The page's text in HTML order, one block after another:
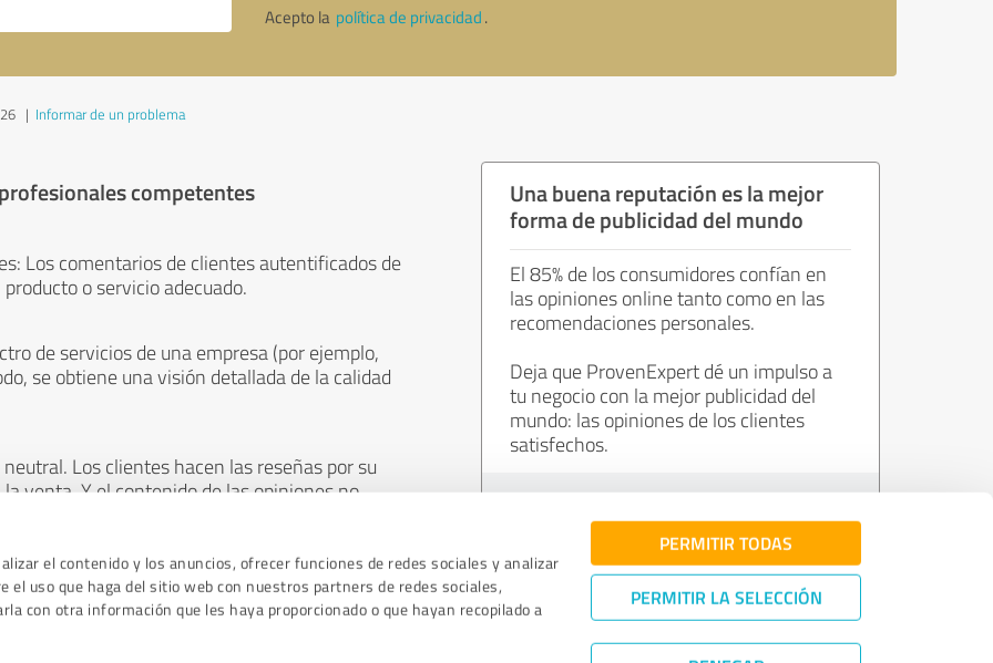
el contenido y los anuncios, ofrecer funciones de redes sociales y analizar
uso que haga del sitio web con nuestros partners de redes sociales,
con otra información que les haya proporcionado o que hayan recopilado a
PERMITIR TODAS
PERMITIR LA SELECCIÓN
Acepto la política de privacidad.
| Informar de un problema
competentes
Los comentarios de clientes autentificados de
o servicio adecuado.
de servicios de una empresa (por ejemplo,
se obtiene una visión detallada de la calidad
Los clientes hacen las reseñas por su
venta. Y el contenido de las opiniones no
Una buena reputación es la mejor
forma de publicidad del mundo
El 85% de los consumidores confían en
las opiniones online tanto como en las
recomendaciones personales.
Deja que ProvenExpert dé un impulso a
tu negocio con la mejor publicidad del
mundo: las opiniones de los clientes
satisfechos.
Únete ahora de forma gratuita.
|Política de privacidad